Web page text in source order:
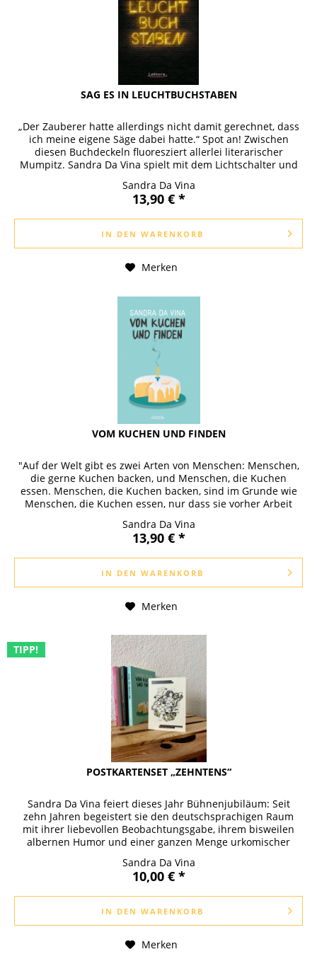
SAG ES IN LEUCHTBUCHSTABEN
„Der Zauberer hatte allerdings nicht damit gerechnet, dass
ich meine eigene Säge dabei hatte.“ Spot an! Zwischen
diesen Buchdeckeln fluoresziert allerlei literarischer
Mumpitz. Sandra Da Vina spielt mit dem Lichtschalter und
Sandra Da Vina
13,90 € *
IN DEN WARENKORB
Merken
VOM KUCHEN UND FINDEN
"Auf der Welt gibt es zwei Arten von Menschen: Menschen,
die gerne Kuchen backen, und Menschen, die Kuchen
essen. Menschen, die Kuchen backen, sind im Grunde wie
Menschen, die Kuchen essen, nur dass sie vorher Arbeit
Sandra Da Vina
13,90 € *
IN DEN WARENKORB
Merken
TIPP!
POSTKARTENSET „ZEHNTENS“
Sandra Da Vina feiert dieses Jahr Bühnenjubiläum: Seit
zehn Jahren begeistert sie den deutschsprachigen Raum
mit ihrer liebevollen Beobachtungsgabe, ihrem bisweilen
albernen Humor und einer ganzen Menge urkomischer
Sandra Da Vina
10,00 € *
IN DEN WARENKORB
Merken